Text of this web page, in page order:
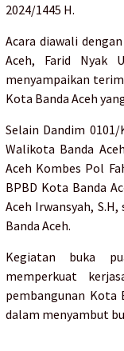
2024/1445 H.
Acara diawali
Aceh, Farid Nyak
menyampaikan
Kota Banda Aceh
Selain Dandim
Walikota Banda
Aceh Kombes Pol
BPBD Kota Banda
Aceh Irwansyah,
Banda Aceh.
Kegiatan buka
memperkuat
pembangunan Kota
dalam menyambut